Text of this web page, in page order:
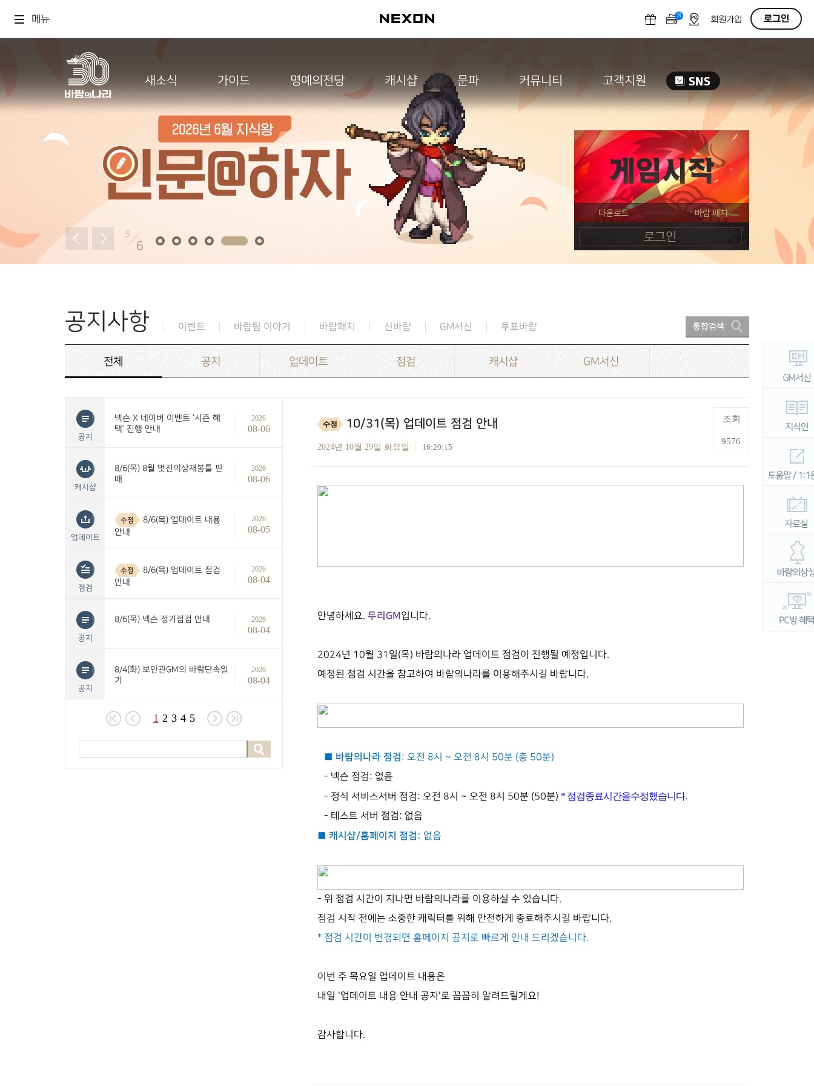
메뉴 N OFF회원가입 로그인
새소식 가이드 명예의전당 캐시샵 문파 커뮤니티 고객지원
5
6
공지사항 이벤트 바람팀 이야기 바람패치 신바람 GM서신 투표바람
전체 공지 업데이트 점검 캐시샵 GM서신
공지
넥슨 X 네이버 이벤트 ‘시즌 혜
택’ 진행 안내
2026
08-06
캐시샵
8/6(목) 8월 멋진의상재봉틀 판
매
2026
08-06
업데이트
수정
8/6(목) 업데이트 내용
안내
2026
08-05
점검
수정
8/6(목) 업데이트 점검
안내
2026
08-04
공지
8/6(목) 넥슨 정기점검 안내 2026
08-04
공지
8/4(화) 보안관GM의 바람단속일
기
2026
08-04
1 2 3 4 5
수정 10/31(목) 업데이트 점검 안내
2024년 10월 29일 화요일 16:20:15
조회
9576
안녕하세요. 두리 GM입니다.
2024년 10월 31일(목) 바람의나라 업데이트 점검이 진행될 예정입니다.
예정된 점검 시간을 참고하여 바람의나라를 이용해주시길 바랍니다.
■ 바람의나라 점검: 오전 8시 ~ 오전 8시 50분 (총 50분)
- 넥슨 점검: 없음
- 정식 서비스서버 점검: 오전 8시 ~ 오전 8시 50분 (50분) * 점검종료시간을수정했습니다.
- 테스트 서버 점검: 없음
■ 캐시샵/홈페이지 점검 : 없음
- 위 점검 시간이 지나면 바람의나라를 이용하실 수 있습니다.
점검 시작 전에는 소중한 캐릭터를 위해 안전하게 종료해주시길 바랍니다.
* 점검 시간이 변경되면 홈페이지 공지로 빠르게 안내 드리겠습니다.
이번 주 목요일 업데이트 내용은
내일 '업데이트 내용 안내 공지 '로 꼼꼼히 알려드릴게요!
감사합니다.